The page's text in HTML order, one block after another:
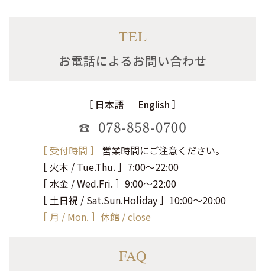
TEL
お電話によるお問い合わせ
［ 日本語 ｜ English ］
［ 受付時間 ］
営業時間にご注意ください。
［ 火木 / Tue.Thu. ］7:00～22:00
［ 水金 / Wed.Fri. ］9:00～22:00
［ 土日祝 / Sat.Sun.Holiday ］10:00～20:00
［ 月 / Mon. ］休館 / close
FAQ